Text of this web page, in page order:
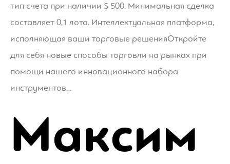
тип счета при наличии $ 500. Минимальная сделка
составляет 0,1 лота. Интеллектуальная платформа,
исполняющая ваши торговые решенияОткройте
для себя новые способы торговли на рынках при
помощи нашего инновационного набора
инструментов…
Максим